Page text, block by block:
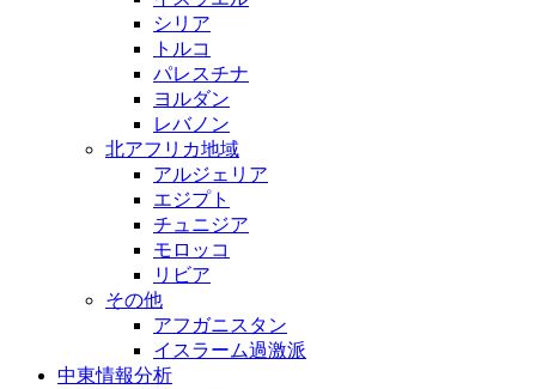
シリア
トルコ
パレスチナ
ヨルダン
レバノン
北アフリカ地域
アルジェリア
エジプト
チュニジア
モロッコ
リビア
その他
アフガニスタン
イスラーム過激派
中東情報分析